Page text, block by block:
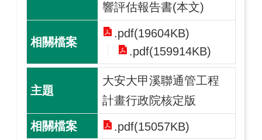
響評估報告書(本文)
.pdf(19604KB)
.pdf(159914KB)
大安大甲溪聯通管工程
計畫行政院核定版
.pdf(15057KB)